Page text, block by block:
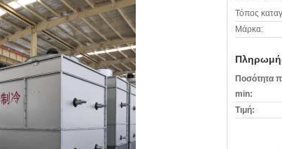
Τόπος
Μάρκα:
Ποσότητα
min:
Τιμή: